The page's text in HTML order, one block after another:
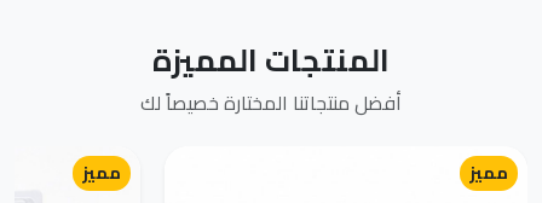
المنتجات المميزة
أفضل منتجاتنا المختارة خصيصاً لك
مميز مميز